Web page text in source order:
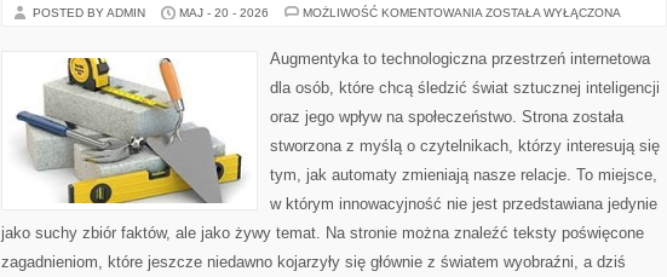
POSTED BY ADMIN MAJ - 20 - 2026 MOŻLIWOŚĆ KOMENTOWANIA HACK
ZOSTAŁA WYŁĄCZONA
Augmentyka to technologiczna przestrzeń internetowa
dla osób, które chcą śledzić świat sztucznej inteligencji
oraz jego wpływ na społeczeństwo. Strona została
stworzona z myślą o czytelnikach, którzy interesują się
tym, jak automaty zmieniają nasze relacje. To miejsce,
w którym innowacyjność nie jest przedstawiana jedynie
jako suchy zbiór faktów, ale jako żywy temat. Na stronie można znaleźć teksty poświęcone
zagadnieniom, które jeszcze niedawno kojarzyły się głównie z światem wyobraźni, a dziś